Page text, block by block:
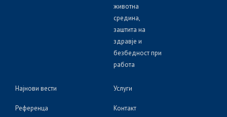
животна
средина,
заштита на
здравје и
безбедност при
работа
Најнови вести Услуги
Референца Контакт